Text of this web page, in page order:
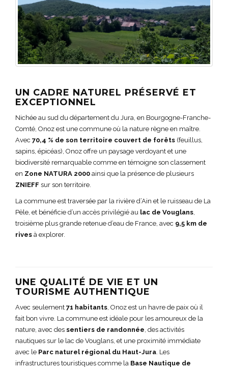
UN CADRE NATUREL PRÉSERVÉ ET
EXCEPTIONNEL
Nichée au sud du département du Jura, en Bourgogne-Franche-
Comté, Onoz est une commune où la nature règne en maître.
Avec 70,4 % de son territoire couvert de forêts (feuillus,
sapins, épicéas), Onoz offre un paysage verdoyant et une
biodiversité remarquable comme en témoigne son classement
en Zone NATURA 2000 ainsi que la présence de plusieurs
ZNIEFF sur son territoire.
La commune est traversée par la rivière d’Ain et le ruisseau de La
Pèle, et bénéficie d’un accès privilégié au lac de Vouglans,
troisième plus grande retenue d’eau de France, avec 9,5 km de
rives à explorer.
UNE QUALITÉ DE VIE ET UN
TOURISME AUTHENTIQUE
Avec seulement 71 habitants, Onoz est un havre de paix où il
fait bon vivre. La commune est idéale pour les amoureux de la
nature, avec des sentiers de randonnée, des activités
nautiques sur le lac de Vouglans, et une proximité immédiate
avec le Parc naturel régional du Haut-Jura. Les
infrastructures touristiques comme la Base Nautique de